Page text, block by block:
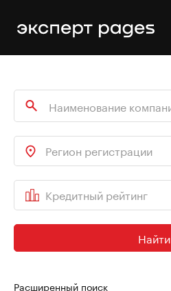
Регион регистрации
Кредитный рейтинг
Найти
Расширенный поиск